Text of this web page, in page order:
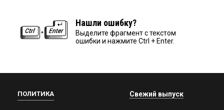
Нашли ошибку?
Выделите фрагмент с текстом
ошибки и нажмите Ctrl + Enter.
ПОЛИТИКА Свежий выпуск